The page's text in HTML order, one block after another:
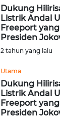
Dukung
Listrik Andal
Freeport
Presiden
2 tahun yang lalu
Utama
Dukung
Listrik Andal
Freeport
Presiden